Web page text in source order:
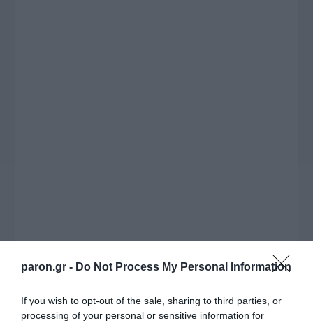
paron.gr - Do Not Process My Personal Information
If you wish to opt-out of the sale, sharing to third parties, or
processing of your personal or sensitive information for